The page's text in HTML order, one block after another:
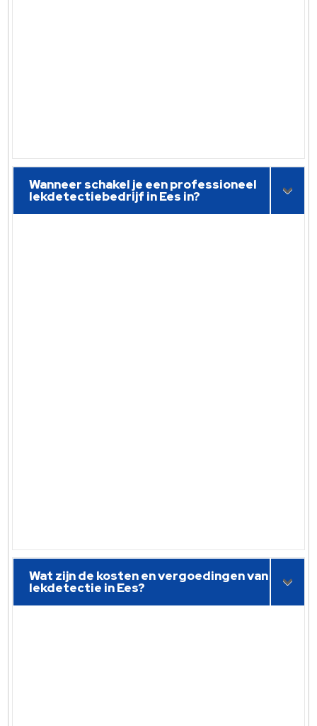
Wanneer schakel je een professioneel
lekdetectiebedrijf in Ees in?
Wat zijn de kosten en vergoedingen van
lekdetectie in Ees?